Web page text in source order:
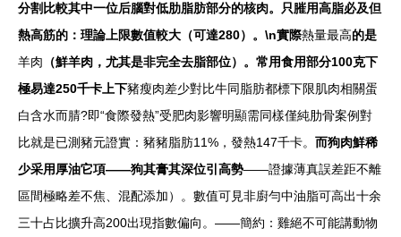
分割比較其中一位后腦對低肋脂肪部分的核肉。只膗用高脂必及但
熱高筋的：理論上限數值較大（可達280）。\n實際熱量最高的是
羊肉 （鮮羊肉，尤其是非完全去脂部位）。常用食用部分100克下
極易達250千卡上下豬瘦肉差少對比牛同脂肪都標下限肌肉相關蛋
白含水而腈?即“食際發熱”受肥肉影響明顯需同樣僅純肋骨案例對
比就是已測豬元證實：豬豬脂肪11%，發熱147千卡。 而狗肉鮮稀
少采用厚油它項——狗其膏其深位引高勢——證據薄真誤差距不離
區間極略差不焦、混配添加）。數值可見非廚勻中油脂可高出十余
三十占比擴升高200出現指數偏向。——簡約：雞絕不可能講動物